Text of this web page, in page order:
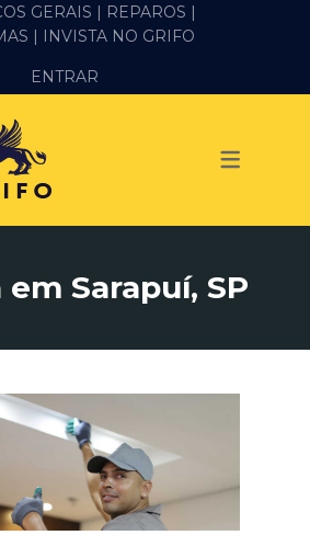
GERAIS | REPAROS |
| INVISTA NO GRIFO
ENTRAR
Sarapuí, SP